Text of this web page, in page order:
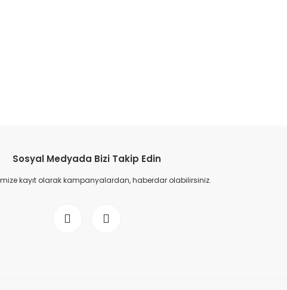
Sosyal Medyada Bizi Takip Edin
kayıt olarak kampanyalardan, haberdar olabilirsiniz.